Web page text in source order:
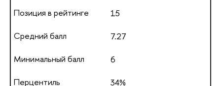
15
7.27
6
34%